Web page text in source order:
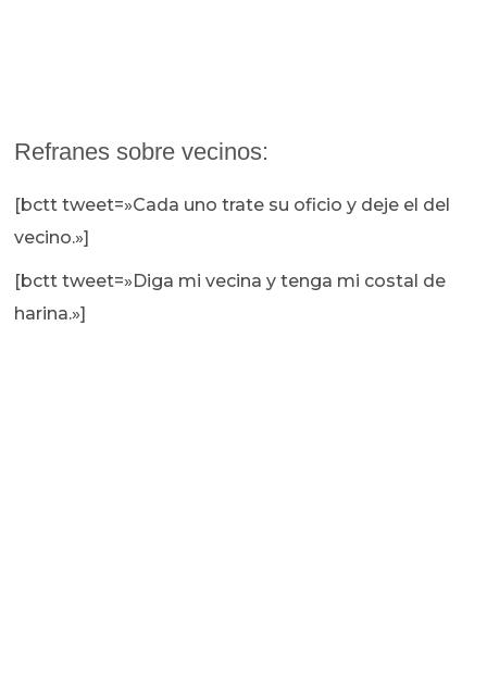
Refranes sobre vecinos:
[bctt tweet=»Cada uno trate su oficio y deje el del
vecino.»]
[bctt tweet=»Diga mi vecina y tenga mi costal de
harina.»]